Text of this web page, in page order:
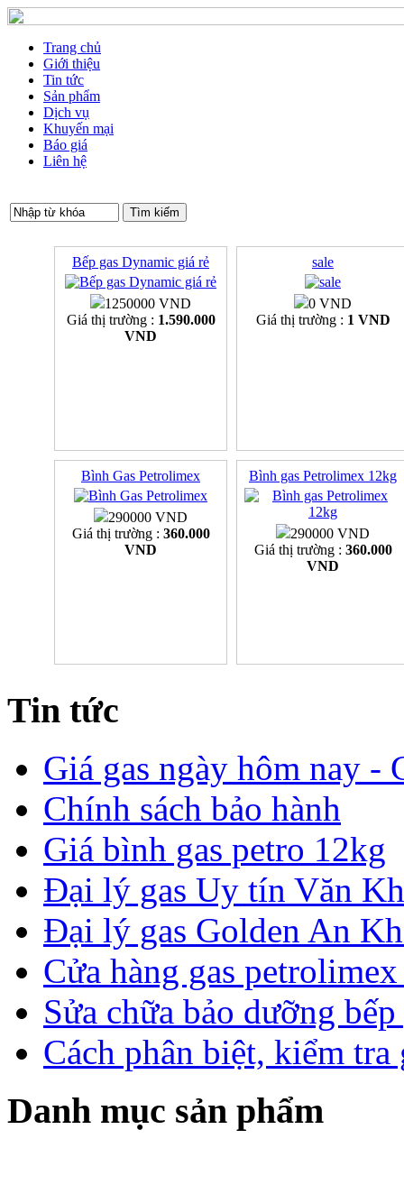
Trang chủ
Giới thiệu
Tin tức
Sản phẩm
Dịch vụ
Khuyến mại
Báo giá
Liên hệ
Bếp gas Dynamic giá rẻ
1250000 VND
Giá thị trường : 1.590.000
VND
sale
0 VND
Giá thị trường : 1 VND
Bình Gas Petrolimex
290000 VND
Giá thị trường : 360.000
VND
Bình gas Petrolimex 12kg
290000 VND
Giá thị trường : 360.000
VND
Tin tức
Giá gas ngày hôm nay -
Chính sách bảo hành
Giá bình gas petro 12kg
Đại lý gas Uy tín Văn
Đại lý gas Golden An
Cửa hàng gas
Sửa chữa bảo dưỡng
Cách phân biệt, kiểm
Danh mục sản phẩm